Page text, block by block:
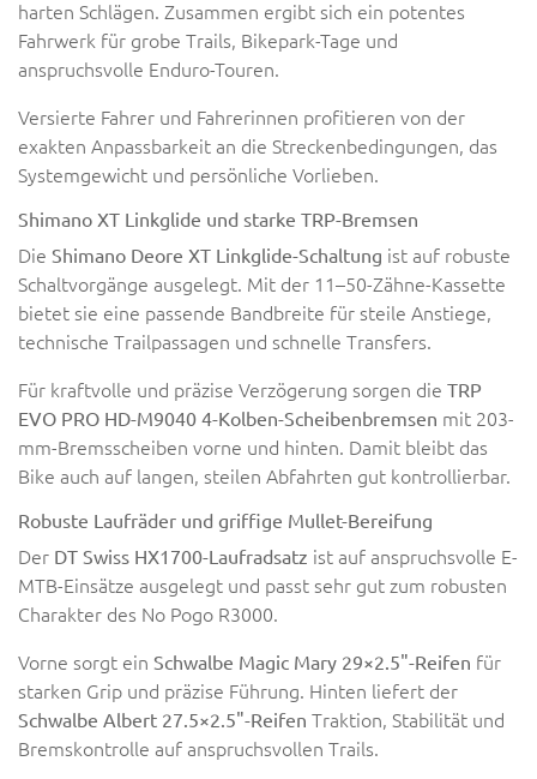
harten Schlägen. Zusammen ergibt sich ein potentes
Fahrwerk für grobe Trails, Bikepark-Tage und
anspruchsvolle Enduro-Touren.
Versierte Fahrer und Fahrerinnen profitieren von der
exakten Anpassbarkeit an die Streckenbedingungen, das
Systemgewicht und persönliche Vorlieben.
Shimano XT Linkglide und starke TRP-Bremsen
Die Shimano Deore XT Linkglide-Schaltung ist auf robuste
Schaltvorgänge ausgelegt. Mit der 11–50-Zähne-Kassette
bietet sie eine passende Bandbreite für steile Anstiege,
technische Trailpassagen und schnelle Transfers.
Für kraftvolle und präzise Verzögerung sorgen die TRP
EVO PRO HD-M9040 4-Kolben-Scheibenbremsen mit 203-
mm-Bremsscheiben vorne und hinten. Damit bleibt das
Bike auch auf langen, steilen Abfahrten gut kontrollierbar.
Robuste Laufräder und griffige Mullet-Bereifung
Der DT Swiss HX1700-Laufradsatz ist auf anspruchsvolle E-
MTB-Einsätze ausgelegt und passt sehr gut zum robusten
Charakter des No Pogo R3000.
Vorne sorgt ein Schwalbe Magic Mary 29×2.5"-Reifen für
starken Grip und präzise Führung. Hinten liefert der
Schwalbe Albert 27.5×2.5"-Reifen Traktion, Stabilität und
Bremskontrolle auf anspruchsvollen Trails.